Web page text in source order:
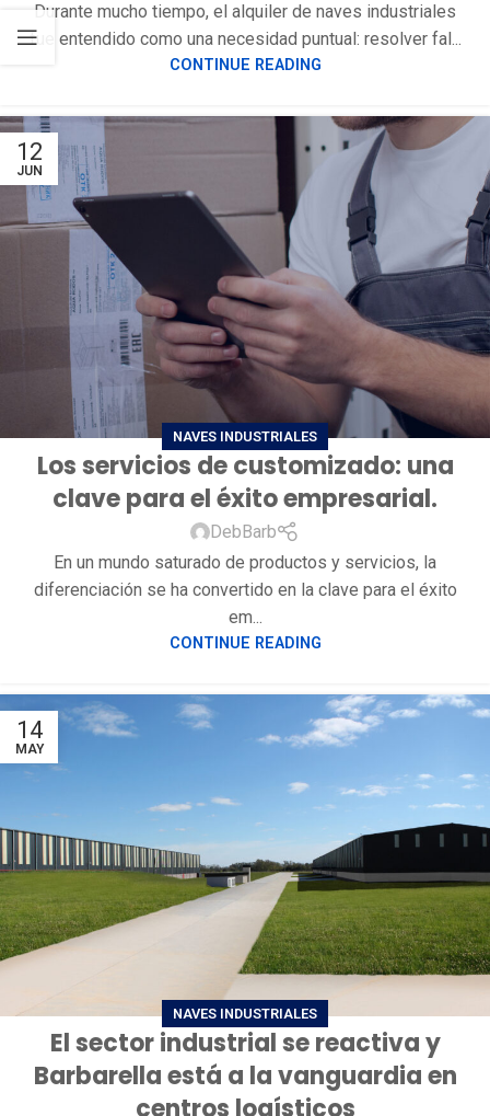
Durante mucho tiempo, el alquiler de naves industriales
fue entendido como una necesidad puntual: resolver fal...
CONTINUE READING
12
JUN
NAVES INDUSTRIALES
Los servicios de customizado: una
clave para el éxito empresarial.
DebBarb
En un mundo saturado de productos y servicios, la
diferenciación se ha convertido en la clave para el éxito
em...
CONTINUE READING
14
MAY
NAVES INDUSTRIALES
El sector industrial se reactiva y
Barbarella está a la vanguardia en